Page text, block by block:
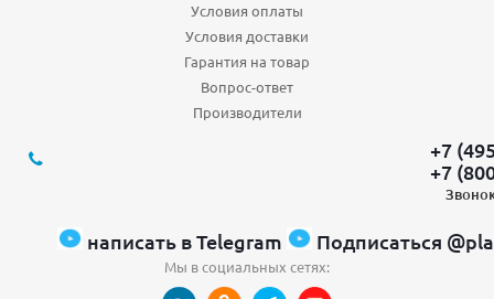
Условия оплаты
Условия доставки
Гарантия на товар
Вопрос-ответ
Производители
+7
+7
написать в Telegram Подписаться
Мы в социальных сетях: